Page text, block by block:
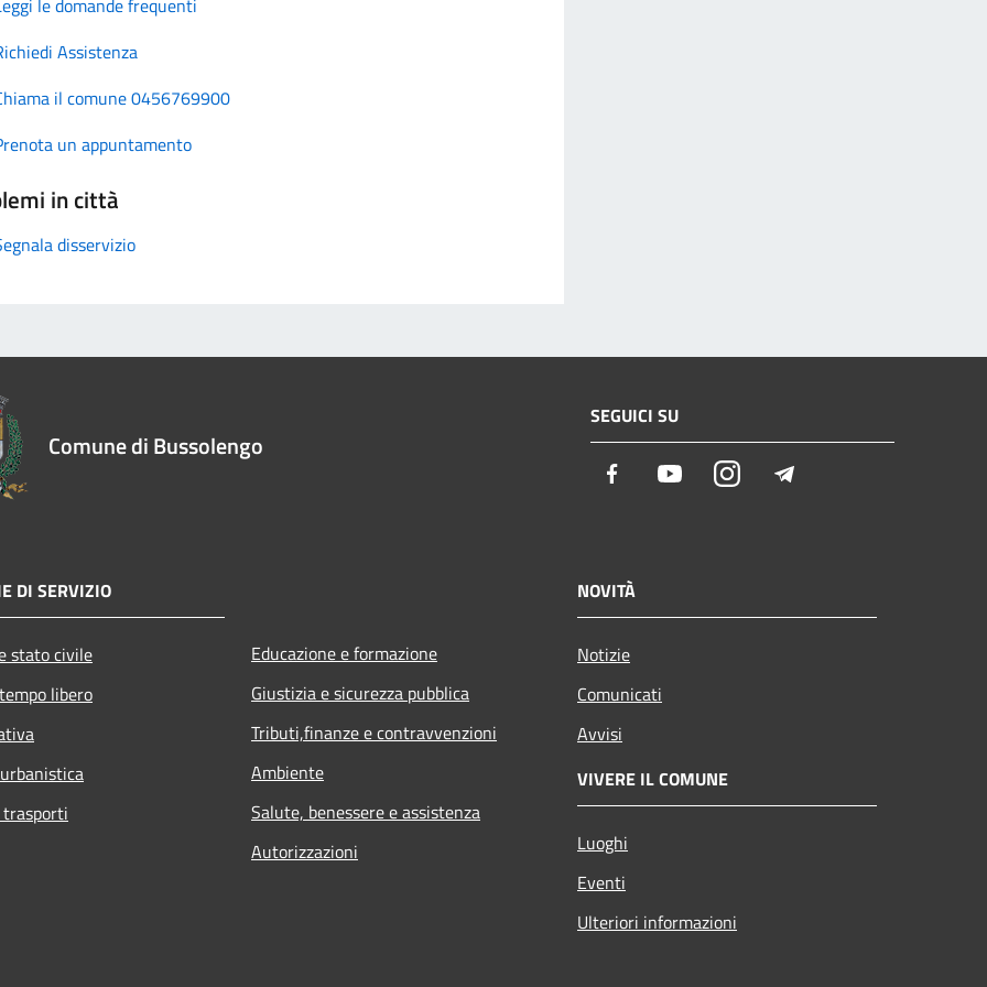
Assistenza
il comune 0456769900
un appuntamento
in città
disservizio
Comune di Bussolengo
SEGUICI SU
Facebook YoutubeInstagram
DI SERVIZIO
stato civile
libero
Educazione e formazione
Giustizia e sicurezza pubblica
Tributi,finanze e contravvenzioni
Ambiente
Salute, benessere e assistenza
Autorizzazioni
NOVITÀ
Notizie
Comunicati
Avvisi
VIVERE IL COMUNE
Luoghi
Eventi
Ulteriori informazioni